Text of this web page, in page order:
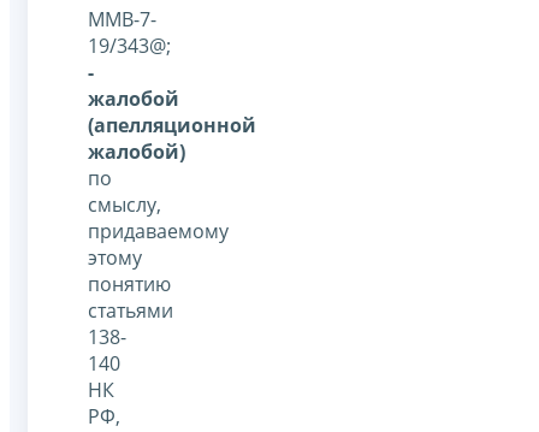
ММВ-7-
19/343@;
-
жалобой
(апелляционной
жалобой)
по
смыслу,
придаваемому
этому
понятию
статьями
138-
140
НК
РФ,